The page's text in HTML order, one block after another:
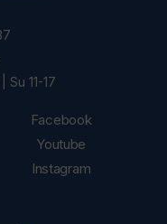
Su 11-17
Facebook
Youtube
Instagram